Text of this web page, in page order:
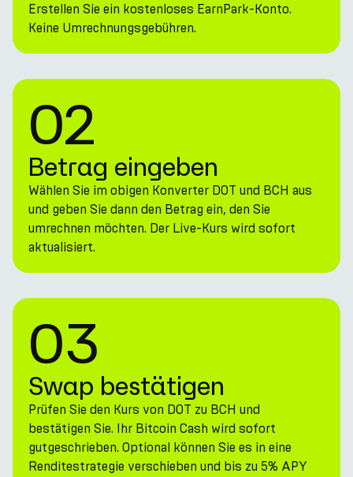
Erstellen Sie ein kostenloses EarnPark-Konto.
Keine Umrechnungsgebühren.
02
Betrag eingeben
Wählen Sie im obigen Konverter DOT und BCH aus
und geben Sie dann den Betrag ein, den Sie
umrechnen möchten. Der Live-Kurs wird sofort
aktualisiert.
03
Swap bestätigen
Prüfen Sie den Kurs von DOT zu BCH und
bestätigen Sie. Ihr Bitcoin Cash wird sofort
gutgeschrieben. Optional können Sie es in eine
Renditestrategie verschieben und bis zu 5% APY